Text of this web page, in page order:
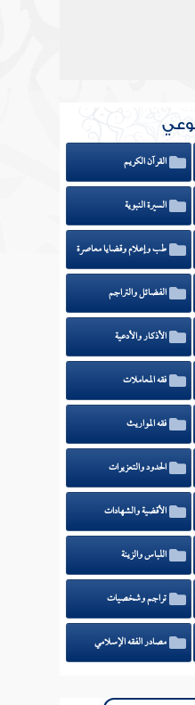
القرآن الكريم
السيرة النبوية
طب وإعلام وقضايا معاصرة
الفضائل والتراجم
الأذكار والأدعية
فقه المعاملات
فقه المواريث
الحدود والتعزيرات
الأقضية والشهادات
اللباس والزينة
تراجم وشخصيات
مصادر الفقه الإسلامي